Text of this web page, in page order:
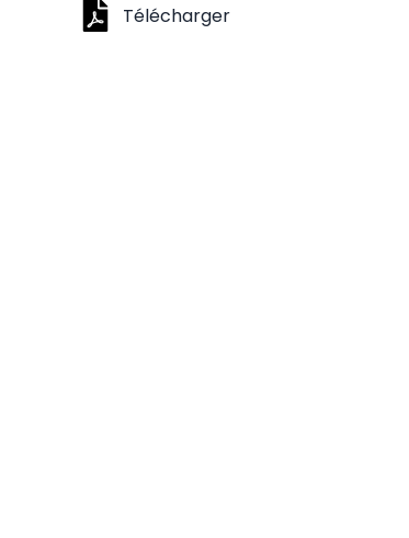
Télécharger